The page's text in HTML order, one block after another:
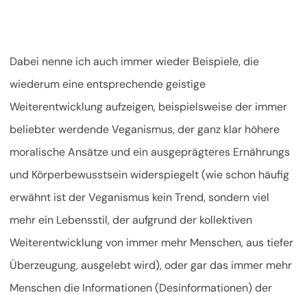
Dabei nenne ich auch immer wieder Beispiele, die
wiederum eine entsprechende geistige
Weiterentwicklung aufzeigen, beispielsweise der immer
beliebter werdende Veganismus, der ganz klar höhere
moralische Ansätze und ein ausgeprägteres Ernährungs
und Körperbewusstsein widerspiegelt (wie schon häufig
erwähnt ist der Veganismus kein Trend, sondern viel
mehr ein Lebensstil, der aufgrund der kollektiven
Weiterentwicklung von immer mehr Menschen, aus tiefer
Überzeugung, ausgelebt wird), oder gar das immer mehr
Menschen die Informationen (Desinformationen) der